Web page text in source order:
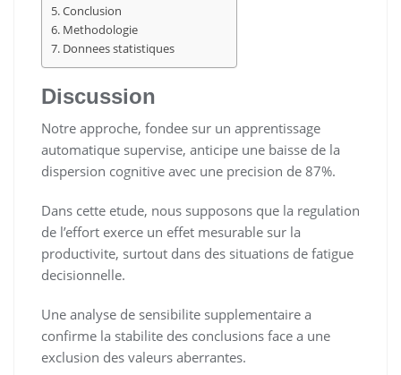
Conclusion
Methodologie
Donnees statistiques
Discussion
Notre approche, fondee sur un apprentissage
automatique supervise, anticipe une baisse de la
dispersion cognitive avec une precision de 87%.
Dans cette etude, nous supposons que la regulation
de l’effort exerce un effet mesurable sur la
productivite, surtout dans des situations de fatigue
decisionnelle.
Une analyse de sensibilite supplementaire a
confirme la stabilite des conclusions face a une
exclusion des valeurs aberrantes.